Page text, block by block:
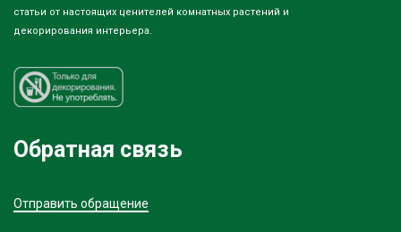
статьи от настоящих ценителей комнатных растений и
декорирования интерьера.
Обратная связь
Отправить обращение